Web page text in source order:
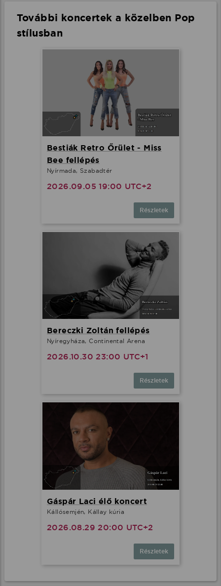
További koncertek a közelben Pop
stílusban
Bestiák Retro Őrület - Miss
Bee fellépés
Nyírmada, Szabadtér
2026.09.05 19:00 UTC+2
Részletek
Bereczki Zoltán fellépés
Nyíregyháza, Continental Arena
2026.10.30 23:00 UTC+1
Részletek
Gáspár Laci élő koncert
Kállósemjén, Kállay kúria
2026.08.29 20:00 UTC+2
Részletek